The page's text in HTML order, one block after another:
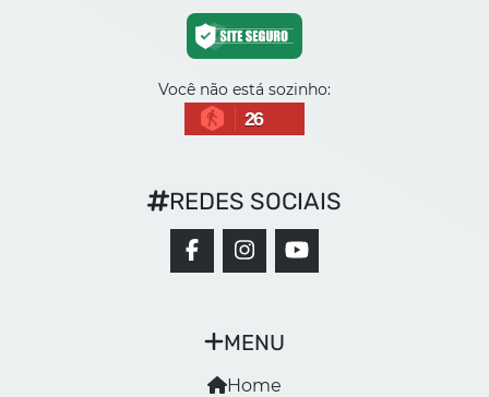
Você não está sozinho:
26
MENU
Home
REDES SOCIAIS